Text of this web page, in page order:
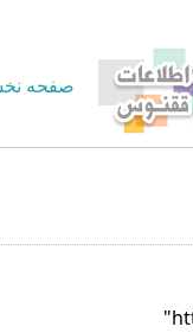
صفحه